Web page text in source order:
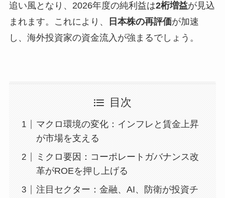
追い風となり、2026年度の純利益は2桁増益が見込
まれます。これにより、
日本株の再評価が加速
し、海外投資家の資金流入が強まるでしょう。
目次
マクロ環境の変化：インフレと賃金上昇
が市場を支える
ミクロ要因：コーポレートガバナンス改
革がROEを押し上げる
注目セクター：金融、AI、防衛が投資チ